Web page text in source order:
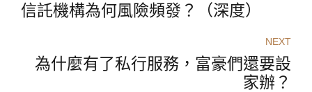
信託機構為何風險頻發？（深度）
NEXT
為什麼有了私行服務，富豪們還要設
家辦？